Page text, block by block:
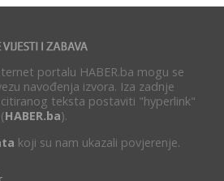
portalu HABER.ba mogu se
navođenja izvora. Iza zadnje
teksta postaviti "hyperlink"
HABER.ba).
koji su nam ukazali povjerenje.